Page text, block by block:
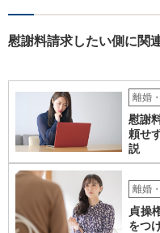
慰謝料請求したい側に関
離婚
慰謝
頼せ
説
離婚
貞操
をつ